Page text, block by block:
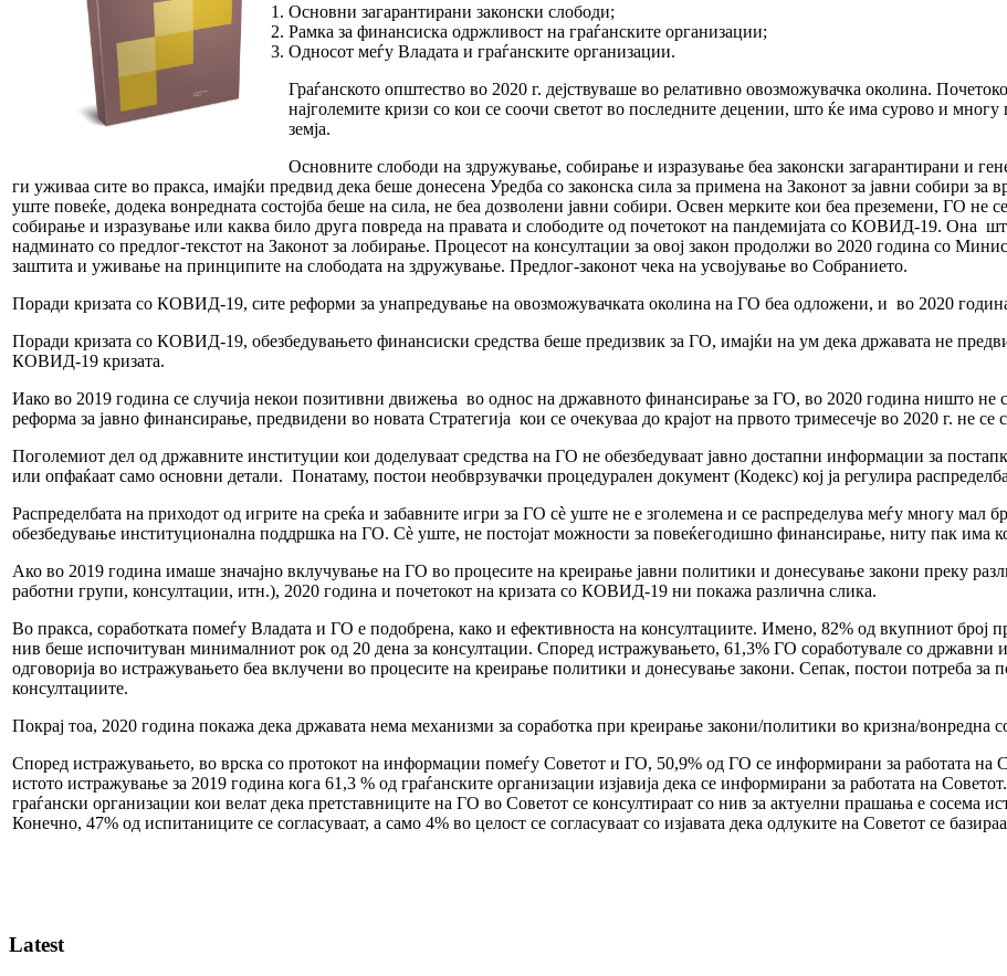
Основни загарантирани законски слободи;
Рамка за финансиска одржливост на граѓанските организации;
Односот меѓу Владата и граѓанските организации.
Граѓанското општество во 2020 г. дејствуваше во релативно овозможувачка околина.
најголемите кризи со кои се соочи светот во последните децении, што ќе има сурово и
земја.
Основните слободи на здружување, собирање и изразување беа законски загарантирани и
ги уживаа сите во пракса, имајќи предвид дека беше донесена Уредба со законска сила за примена на Законот за јавни собири за
уште повеќе, додека вонредната состојба беше на сила, не беа дозволени јавни собири. Освен мерките кои беа преземени, ГО не
собирање и изразување или каква било друга повреда на правата и слободите од почетокот на пандемијата со КОВИД-19. Она
надминато со предлог-текстот на Законот за лобирање. Процесот на консултации за овој закон продолжи во 2020 година со
заштита и уживање на принципите на слободата на здружување. Предлог-законот чека на усвојување во Собранието.
Поради кризата со КОВИД-19, сите реформи за унапредување на овозможувачката околина на ГО беа одложени, и во 2020
Поради кризата со КОВИД-19, обезбедувањето финансиски средства беше предизвик за ГО, имајќи на ум дека државата не
КОВИД-19 кризата.
Иако во 2019 година се случија некои позитивни движења во однос на државното финансирање за ГО, во 2020 година ништо
реформа за јавно финансирање, предвидени во новата Стратегија кои се очекуваа до крајот на првото тримесечје во 2020 г. не се
Поголемиот дел од државните институции кои доделуваат средства на ГО не обезбедуваат јавно достапни информации за
или опфаќаат само основни детали. Понатаму, постои необврзувачки процедурален документ (Кодекс) кој ја регулира
Распределбата на приходот од игрите на среќа и забавните игри за ГО сѐ уште не е зголемена и се распределува меѓу многу мал
обезбедување институционална поддршка на ГО. Сѐ уште, не постојат можности за повеќегодишно финансирање, ниту пак има
Ако во 2019 година имаше значајно вклучување на ГО во процесите на креирање јавни политики и донесување закони преку
работни групи, консултации, итн.), 2020 година и почетокот на кризата со КОВИД-19 ни покажа различна слика.
Во пракса, соработката помеѓу Владата и ГО е подобрена, како и ефективноста на консултациите. Имено, 82% од вкупниот број
нив беше испочитуван минималниот рок од 20 дена за консултации. Според истражувањето, 61,3% ГО соработувале со
одговорија во истражувањето беа вклучени во процесите на креирање политики и донесување закони. Сепак, постои потреба
консултациите.
Покрај тоа, 2020 година покажа дека државата нема механизми за соработка при креирање закони/политики во кризна/вонредна
Според истражувањето, во врска со протокот на информации помеѓу Советот и ГО, 50,9% од ГО се информирани за работата на
истото истражување за 2019 година кога 61,3 % од граѓанските организации изјавија дека се информирани за работата на
граѓански организации кои велат дека претставниците на ГО во Советот се консултираат со нив за актуелни прашања е сосема
Конечно, 47% од испитаниците се согласуваат, а само 4% во целост се согласуваат со изјавата дека одлуките на Советот се
Latest